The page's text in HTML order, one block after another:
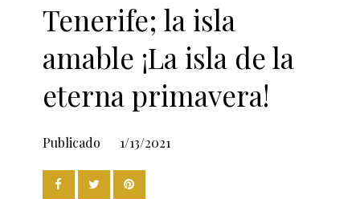
Tenerife; la isla
amable ¡La isla de la
eterna primavera!
Publicado 1/13/2021